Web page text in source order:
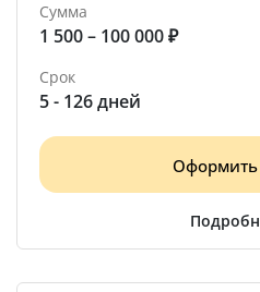
Сумма
1 500 – 100 000 ₽
Срок
5 - 126 дней
Оформить